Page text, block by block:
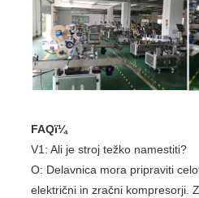
FAQï¼
V1: Ali je stroj težko namestiti?
O: Delavnica mora pripraviti
električni in zračni kompresorji.